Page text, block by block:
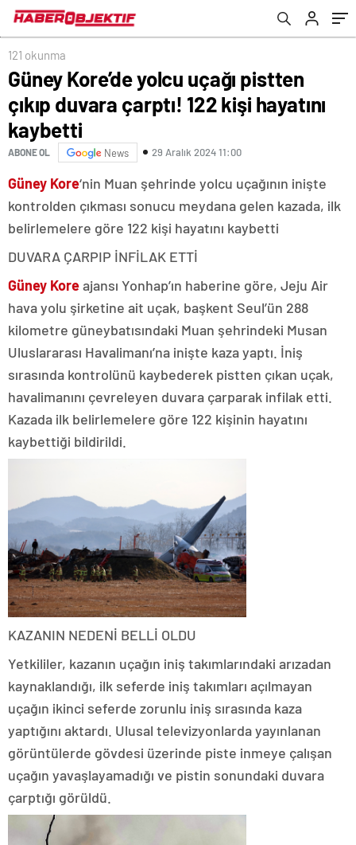
121 okunma
Güney Kore’de yolcu uçağı pistten
çıkıp duvara çarptı! 122 kişi hayatını
kaybetti
ABONE OL News 29 Aralık 2024 11:00
Güney Kore‘nin Muan şehrinde yolcu uçağının inişte
kontrolden çıkması sonucu meydana gelen kazada, ilk
belirlemelere göre 122 kişi hayatını kaybetti
DUVARA ÇARPIP İNFİLAK ETTİ
Güney Koreajansı Yonhap’ın haberine göre, Jeju Air
hava yolu şirketine ait uçak, başkent Seul’ün 288
kilometre güneybatısındaki Muan şehrindeki Musan
Uluslararası Havalimanı’na inişte kaza yaptı. İniş
sırasında kontrolünü kaybederek pistten çıkan uçak,
havalimanını çevreleyen duvara çarparak infilak etti.
Kazada ilk belirlemelere göre 122 kişinin hayatını
kaybettiği bildirildi.
KAZANIN NEDENİ BELLİ OLDU
Yetkililer, kazanın uçağın iniş takımlarındaki arızadan
kaynaklandığı, ilk seferde iniş takımları açılmayan
uçağın ikinci seferde zorunlu iniş sırasında kaza
yaptığını aktardı. Ulusal televizyonlarda yayınlanan
görüntülerde gövdesi üzerinde piste inmeye çalışan
uçağın yavaşlayamadığı ve pistin sonundaki duvara
çarptığı görüldü.